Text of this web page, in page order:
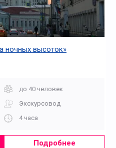
ночных высоток»
до 40 человек
Экскурсовод
4 часа
Подробнее